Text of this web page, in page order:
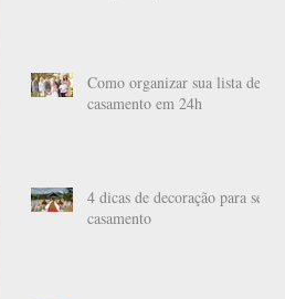
Como organizar sua lista de
casamento em 24h
4 dicas de decoração para seu
casamento